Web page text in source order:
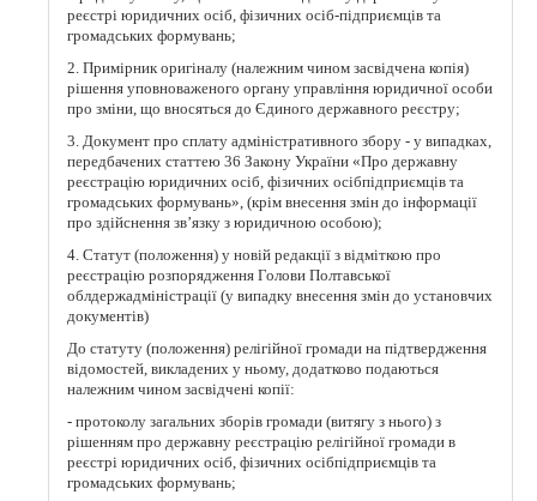
реєстрі юридичних осіб, фізичних осіб-підприємців та
громадських формувань;
2. Примірник оригіналу (належним чином засвідчена копія)
рішення уповноваженого органу управління юридичної особи
про зміни, що вносяться до Єдиного державного реєстру;
3. Документ про сплату адміністративного збору - у випадках,
передбачених статтею 36 Закону України «Про державну
реєстрацію юридичних осіб, фізичних осібпідприємців та
громадських формувань», (крім внесення змін до інформації
про здійснення зв’язку з юридичною особою);
4. Статут (положення) у новій редакції з відміткою про
реєстрацію розпорядження Голови Полтавської
облдержадміністрації (у випадку внесення змін до установчих
документів)
До статуту (положення) релігійної громади на підтвердження
відомостей, викладених у ньому, додатково подаються
належним чином засвідчені копії:
- протоколу загальних зборів громади (витягу з нього) з
рішенням про державну реєстрацію релігійної громади в
реєстрі юридичних осіб, фізичних осібпідприємців та
громадських формувань;